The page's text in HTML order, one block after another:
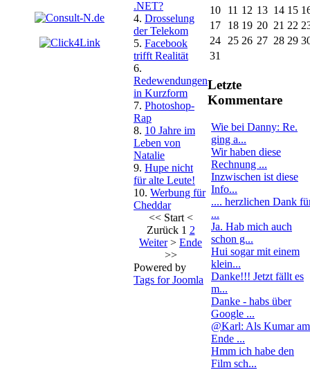
.NET?
4. Drosselung
der Telekom
5. Facebook
trifft Realität
6.
Redewendungen
in Kurzform
7. Photoshop-
Rap
8. 10 Jahre im
Leben von
Natalie
9. Hupe nicht
für alte Leute!
10. Werbung für
Cheddar
<< Start<
Zurück 1 2
Weiter> Ende
>>
Powered by
Tags for Joomla
10
11 12 13 14 15
17
18 19 20 21 22
24 25 26 27 28 29
31
Letzte
Kommentare
Wie bei Danny: Re.
ging a...
Wir haben diese
Rechnung ...
Inzwischen ist diese
Info...
.... herzlichen Dank
...
Ja. Hab mich auch
schon g...
Hui sogar mit einem
klein...
Danke!!! Jetzt fällt es
m...
Danke - habs über
Google ...
@Karl: Als Kumar am
Ende ...
Hmm ich habe den
Film sch...